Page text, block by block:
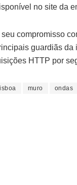
no site da
compromisso
guardiãs da
HTTP por
muro ondas